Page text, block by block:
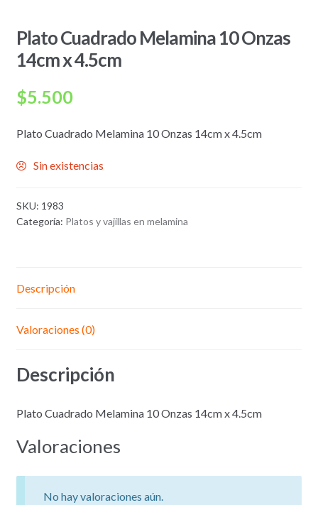
Plato Cuadrado Melamina 10 Onzas
14cm x 4.5cm
$5.500
Plato Cuadrado Melamina 10 Onzas 14cm x 4.5cm
Sin existencias
SKU: 1983
Categoría: Platos y vajillas en melamina
Descripción
Valoraciones (0)
Descripción
Plato Cuadrado Melamina 10 Onzas 14cm x 4.5cm
Valoraciones
No hay valoraciones aún.